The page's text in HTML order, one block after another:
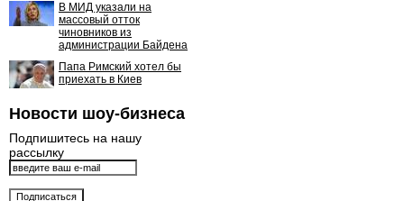
В МИД указали на
массовый отток
чиновников из
администрации Байдена
Папа Римский хотел бы
приехать в Киев
Новости шоу-бизнеса
Подпишитесь на нашу
рассылку